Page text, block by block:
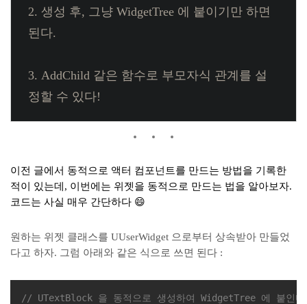
2. 생성 후, 그냥 WidgetTree 에 붙이기만 하면
된다.
3. AddChild 같은 함수로 부모자식 관계를 설
정할 수 있다!
이전 글에서 동적으로 액터 컴포넌트를 만드는 방법을 기록한
적이 있는데, 이번에는 위젯을 동적으로 만드는 법을 알아보자.
코드는 사실 매우 간단하다 😄
원하는 위젯 클래스를 UUserWidget 으로부터 상속받아 만들었
다고 하자. 그럼 아래와 같은 식으로 쓰면 된다 :
// UTextBlock 을 동적으로 생성하여 WidgetTree 에 붙인다